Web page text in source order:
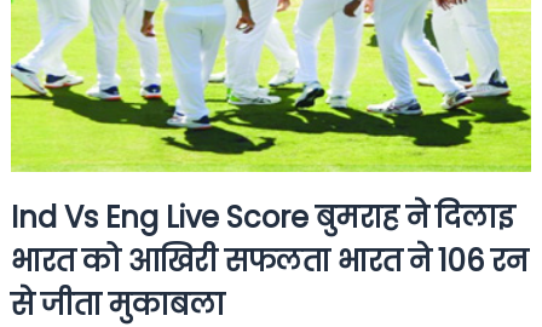
Ind Vs Eng Live Score बुमराह ने दिलाइ
भारत को आखिरी सफलता भारत ने 106 रन
से जीता मुकाबला